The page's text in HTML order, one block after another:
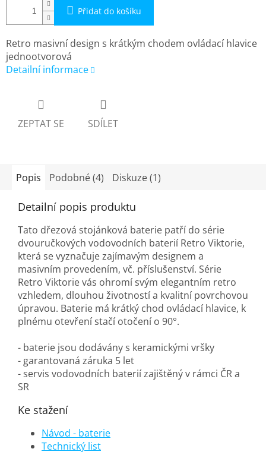
Přidat do košíku
Retro masivní design s krátkým chodem ovládací hlavice
jednootvorová
Detailní informace
ZEPTAT SE SDÍLET
Popis Podobné (4) Diskuze (1)
Detailní popis produktu
Tato dřezová stojánková baterie patří do série
dvouručkových vodovodních baterií Retro Viktorie,
která se vyznačuje zajímavým designem a
masivním provedením, vč. příslušenství. Série
Retro Viktorie vás ohromí svým elegantním retro
vzhledem, dlouhou životností a kvalitní povrchovou
úpravou. Baterie má krátký chod ovládací hlavice, k
plnému otevření stačí otočení o 90°.
- baterie jsou dodávány s keramickými vršky
- garantovaná záruka 5 let
- servis vodovodních baterií zajištěný v rámci ČR a
SR
Ke stažení
Návod - baterie
Technický list